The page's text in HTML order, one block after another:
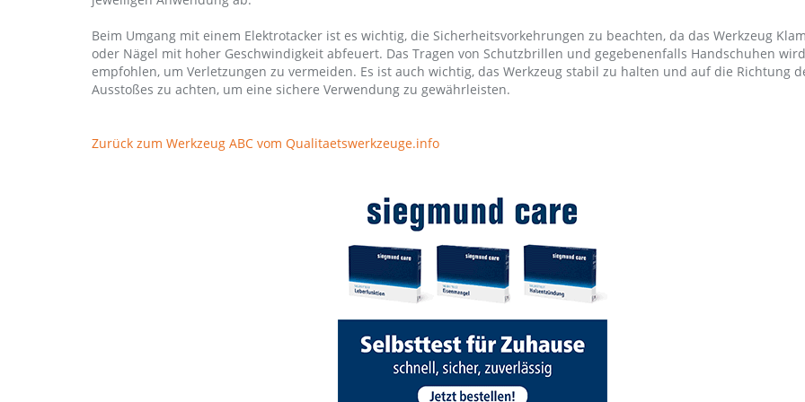
Beim Umgang mit einem Elektrotacker ist es wichtig, die Sicherheitsvorkehrungen zu beachten, da das Werkzeug
oder Nägel mit hoher Geschwindigkeit abfeuert. Das Tragen von Schutzbrillen und gegebenenfalls Handschuhen wird
empfohlen, um Verletzungen zu vermeiden. Es ist auch wichtig, das Werkzeug stabil zu halten und auf die Richtung
Ausstoßes zu achten, um eine sichere Verwendung zu gewährleisten.
Zurück zum Werkzeug ABC vom Qualitaetswerkzeuge.info